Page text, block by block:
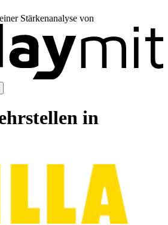
Stärkenanalyse von
in